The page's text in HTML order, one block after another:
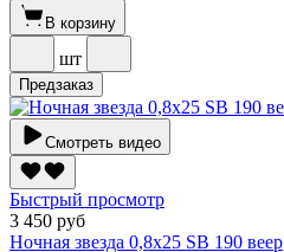
В корзину
шт
Предзаказ
Смотреть видео
Быстрый просмотр
3 450 руб
Ночная звезда 0,8х25 SВ 190 веер